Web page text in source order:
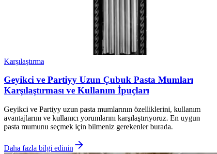
Karşılaştırma
Geyikci ve Partiyy Uzun Çubuk Pasta Mumları
Karşılaştırması ve Kullanım İpuçları
Geyikci ve Partiyy uzun pasta mumlarının özelliklerini, kullanım
avantajlarını ve kullanıcı yorumlarını karşılaştırıyoruz. En uygun
pasta mumunu seçmek için bilmeniz gerekenler burada.
Daha fazla bilgi edinin